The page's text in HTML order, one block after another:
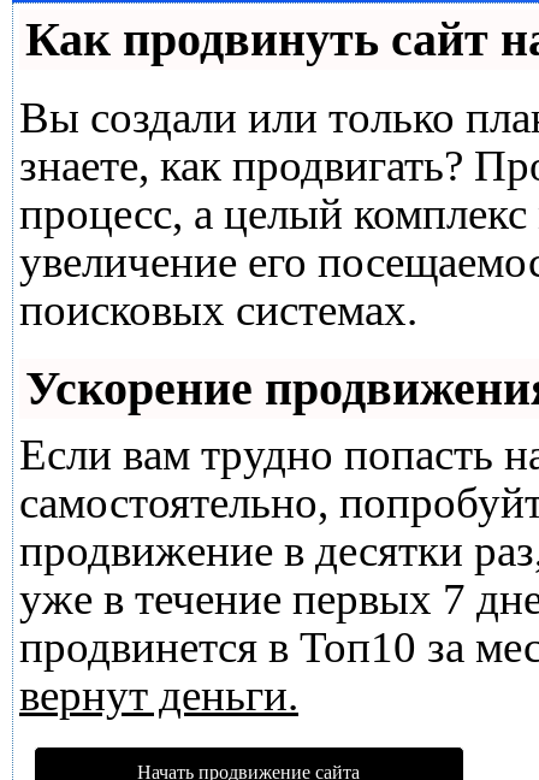
Как продвинуть сайт
Вы создали или только
знаете, как продвигать?
процесс, а целый
увеличение его
поисковых системах.
Ускорение
Если вам трудно попасть
самостоятельно,
продвижение в десятки
уже в течение первых 7
продвинется в Топ10 за
вернут деньги.
Начать продвижение сайта